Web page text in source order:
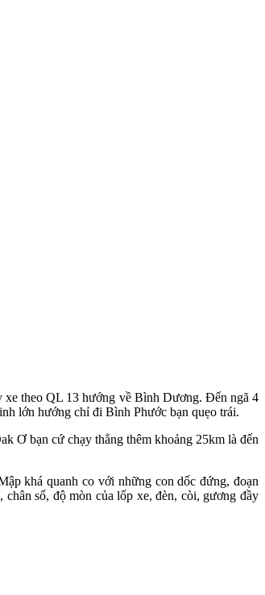
theo QL 13 hướng về Bình Dương. Đến ngã 4
lớn hướng chỉ đi Bình Phước bạn quẹo trái.
Ơ bạn cứ chạy thẳng thêm khoảng 25km là đến
khá quanh co với những con dốc đứng, đoạn
số, độ mòn của lốp xe, đèn, còi, gương đầy